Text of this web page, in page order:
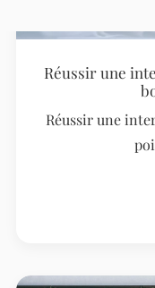
Réussir une
Réussir une